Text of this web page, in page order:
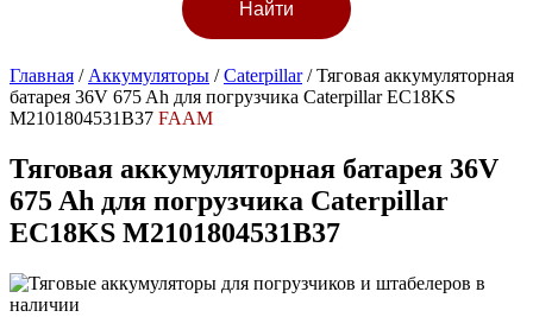
Главная / Аккумуляторы /Caterpillar/Тяговая аккумуляторная
батарея 36V 675 Ah для погрузчика Caterpillar EC18KS
M2101804531B37 FAAM
Тяговая аккумуляторная батарея 36V
675 Ah для погрузчика Caterpillar
EC18KS M2101804531B37